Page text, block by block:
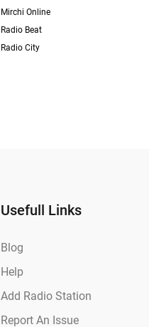
Mirchi Online
Radio Beat
Radio City
Usefull Links
Blog
Help
Add Radio Station
Report An Issue